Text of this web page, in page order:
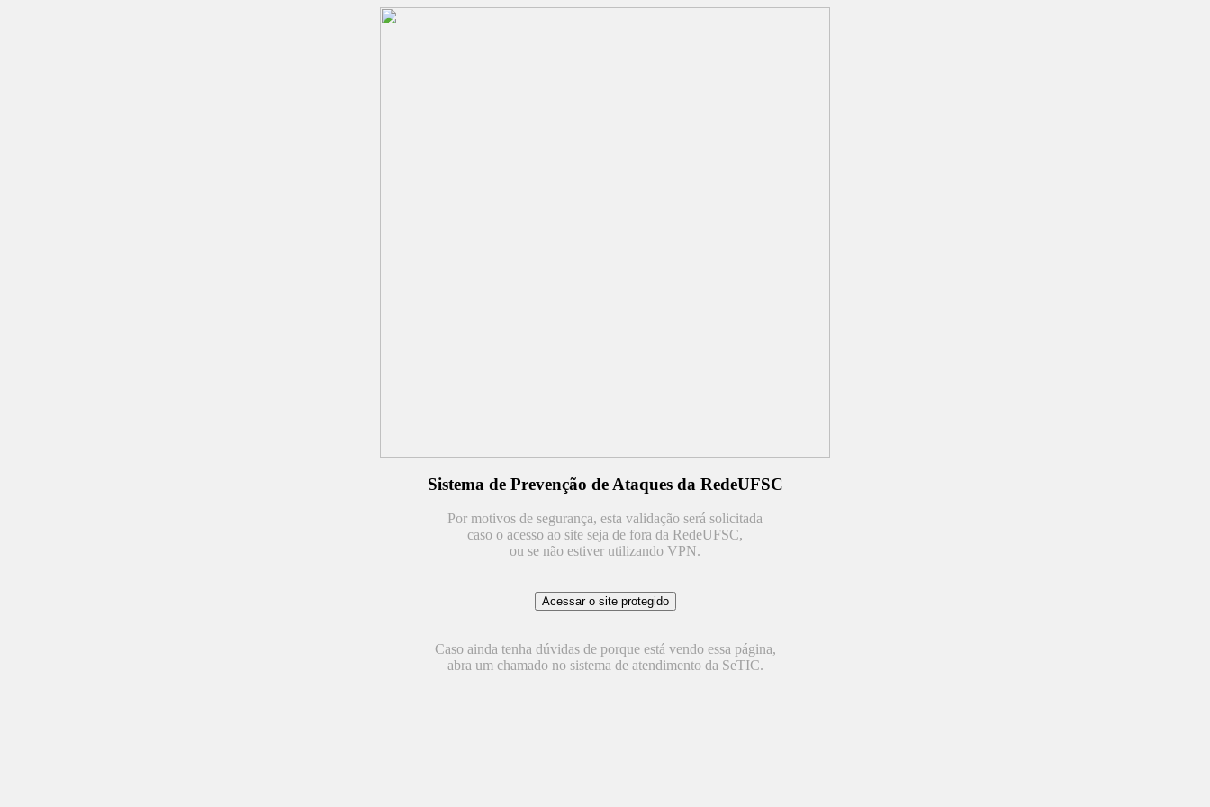
Sistema de Prevenção de Ataques da RedeUFSC
Por motivos de segurança, esta validação será solicitada
caso o acesso ao site seja de fora da RedeUFSC,
ou se não estiver utilizando VPN.
Caso ainda tenha dúvidas de porque está vendo essa página,
abra um chamado no sistema de atendimento da SeTIC.